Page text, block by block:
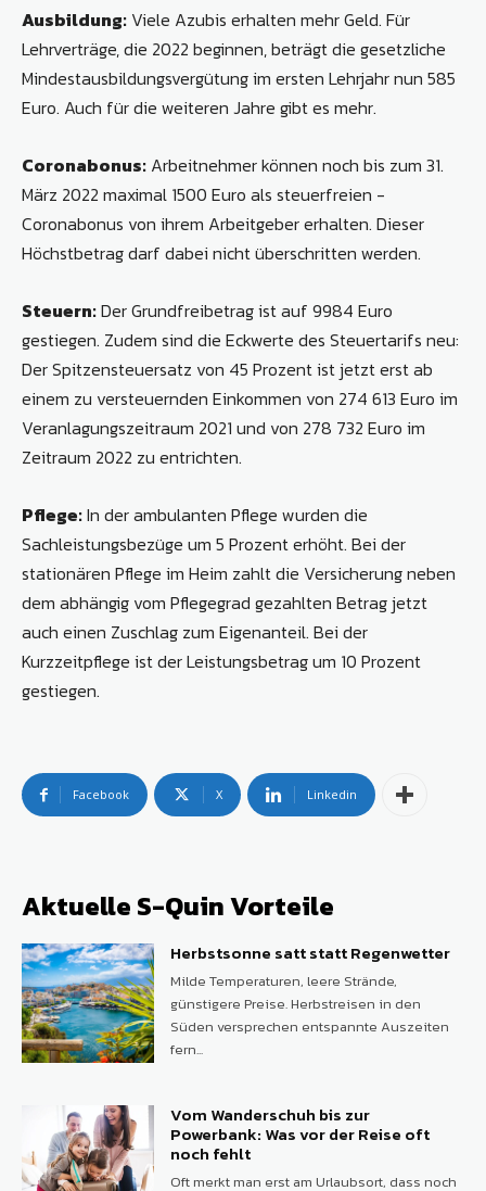
Ausbildung: Viele Azubis erhalten mehr Geld. Für
Lehrverträge, die 2022 beginnen, beträgt die gesetzliche
Mindestausbildungsvergütung im ersten Lehrjahr nun 585
Euro. Auch für die weiteren Jahre gibt es mehr.
Coronabonus: Arbeitnehmer können noch bis zum 31.
März 2022 maximal 1500 Euro als steuerfreien ­
Coronabonus von ihrem Arbeitgeber erhalten. Dieser
Höchstbetrag darf dabei nicht überschritten werden.
Steuern:Der Grundfreibetrag ist auf 9984 Euro
gestiegen. Zudem sind die Eckwerte des Steuer­tarifs neu:
Der Spitzensteuersatz von 45 Prozent ist jetzt erst ab
einem zu versteuernden Einkommen von 274 613 Euro im
Veranlagungszeitraum 2021 und von 278 732 Euro im
Zeitraum 2022 zu entrichten.
Pflege:In der ambulanten Pflege wurden die
Sachleistungsbezüge um 5 Prozent erhöht. Bei der
stationären Pflege im Heim zahlt die Versicherung neben
dem abhängig vom Pflegegrad gezahlten Betrag jetzt
auch einen Zuschlag zum Eigenanteil. Bei der
Kurzzeitpflege ist der Leistungsbetrag um 10 Prozent
gestiegen.
Facebook X Linkedin
Aktuelle S-Quin Vorteile
Herbstsonne satt statt Regenwetter
Milde Temperaturen, leere Strände,
günstigere Preise. Herbstreisen in den
Süden versprechen entspannte Auszeiten
fern...
Vom Wanderschuh bis zur
Powerbank: Was vor der Reise oft
noch fehlt
Oft merkt man erst am Urlaubsort, dass noch